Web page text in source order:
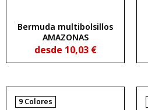
Bermuda multibolsillos
AMAZONAS
desde 10,03 €
9 Colores